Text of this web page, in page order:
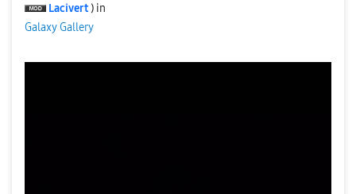
Lacivert ) in
Galaxy Gallery